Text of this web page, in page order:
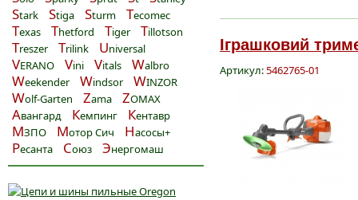
Stark Stiga Sturm Tecomec
Texas Thetford Tiger Tillotson
Treszer Trilink Universal
VERANO Vini Vitals Walbro
Weekender Windsor WINZOR
Wolf-Garten Zama ZOMAX
Авангард Кемпинг Кентавр
МЗПО Мотор Сич Насосы+
Ресанта Союз Энергомаш
Іграшковий
Артикул:5462765-01